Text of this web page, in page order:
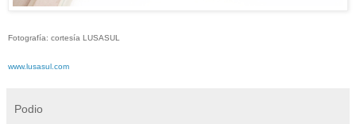
Fotografía: cortesía LUSASUL
www.lusasul.com
Podio